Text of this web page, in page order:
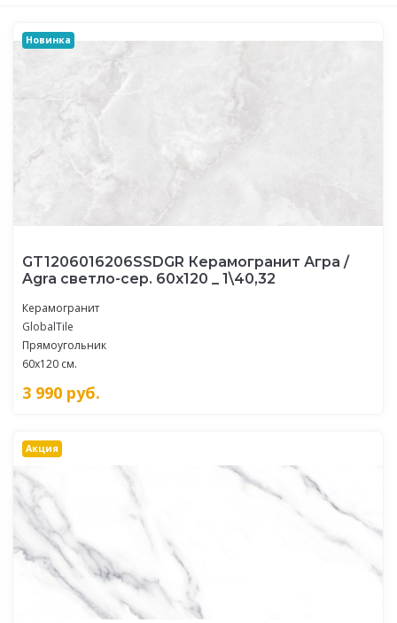
Новинка
GT1206016206SSDGR Керамогранит Агра /
Agra светло-сер. 60x120 _ 1\40,32
Керамогранит
GlobalTile
Прямоугольник
60x120 см.
3 990 руб.
Акция